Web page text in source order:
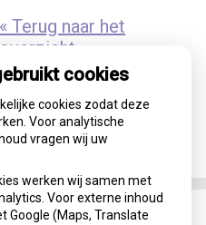
« Terug naar het
overzicht
cookies
cookies zodat deze
Voor analytische
vragen wij uw
werken wij samen met
Voor externe inhoud
Google (Maps, Translate